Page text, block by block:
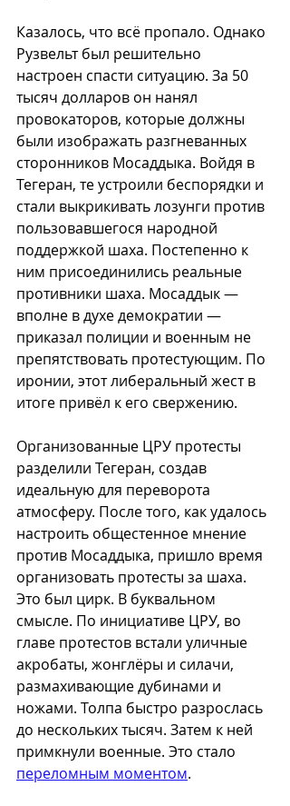
Казалось, что всё пропало. Однако
Рузвельт был решительно
настроен спасти ситуацию. За 50
тысяч долларов он нанял
провокаторов, которые должны
были изображать разгневанных
сторонников Мосаддыка. Войдя в
Тегеран, те устроили беспорядки и
стали выкрикивать лозунги против
пользовавшегося народной
поддержкой шаха. Постепенно к
ним присоединились реальные
противники шаха. Мосаддык —
вполне в духе демократии —
приказал полиции и военным не
препятствовать протестующим. По
иронии, этот либеральный жест в
итоге привёл к его свержению.
Организованные ЦРУ протесты
разделили Тегеран, создав
идеальную для переворота
атмосферу. После того, как удалось
настроить общестенное мнение
против Мосаддыка, пришло время
организовать протесты за шаха.
Это был цирк. В буквальном
смысле. По инициативе ЦРУ, во
главе протестов встали уличные
акробаты, жонглёры и силачи,
размахивающие дубинами и
ножами. Толпа быстро разрослась
до нескольких тысяч. Затем к ней
примкнули военные. Это стало
переломным моментом.